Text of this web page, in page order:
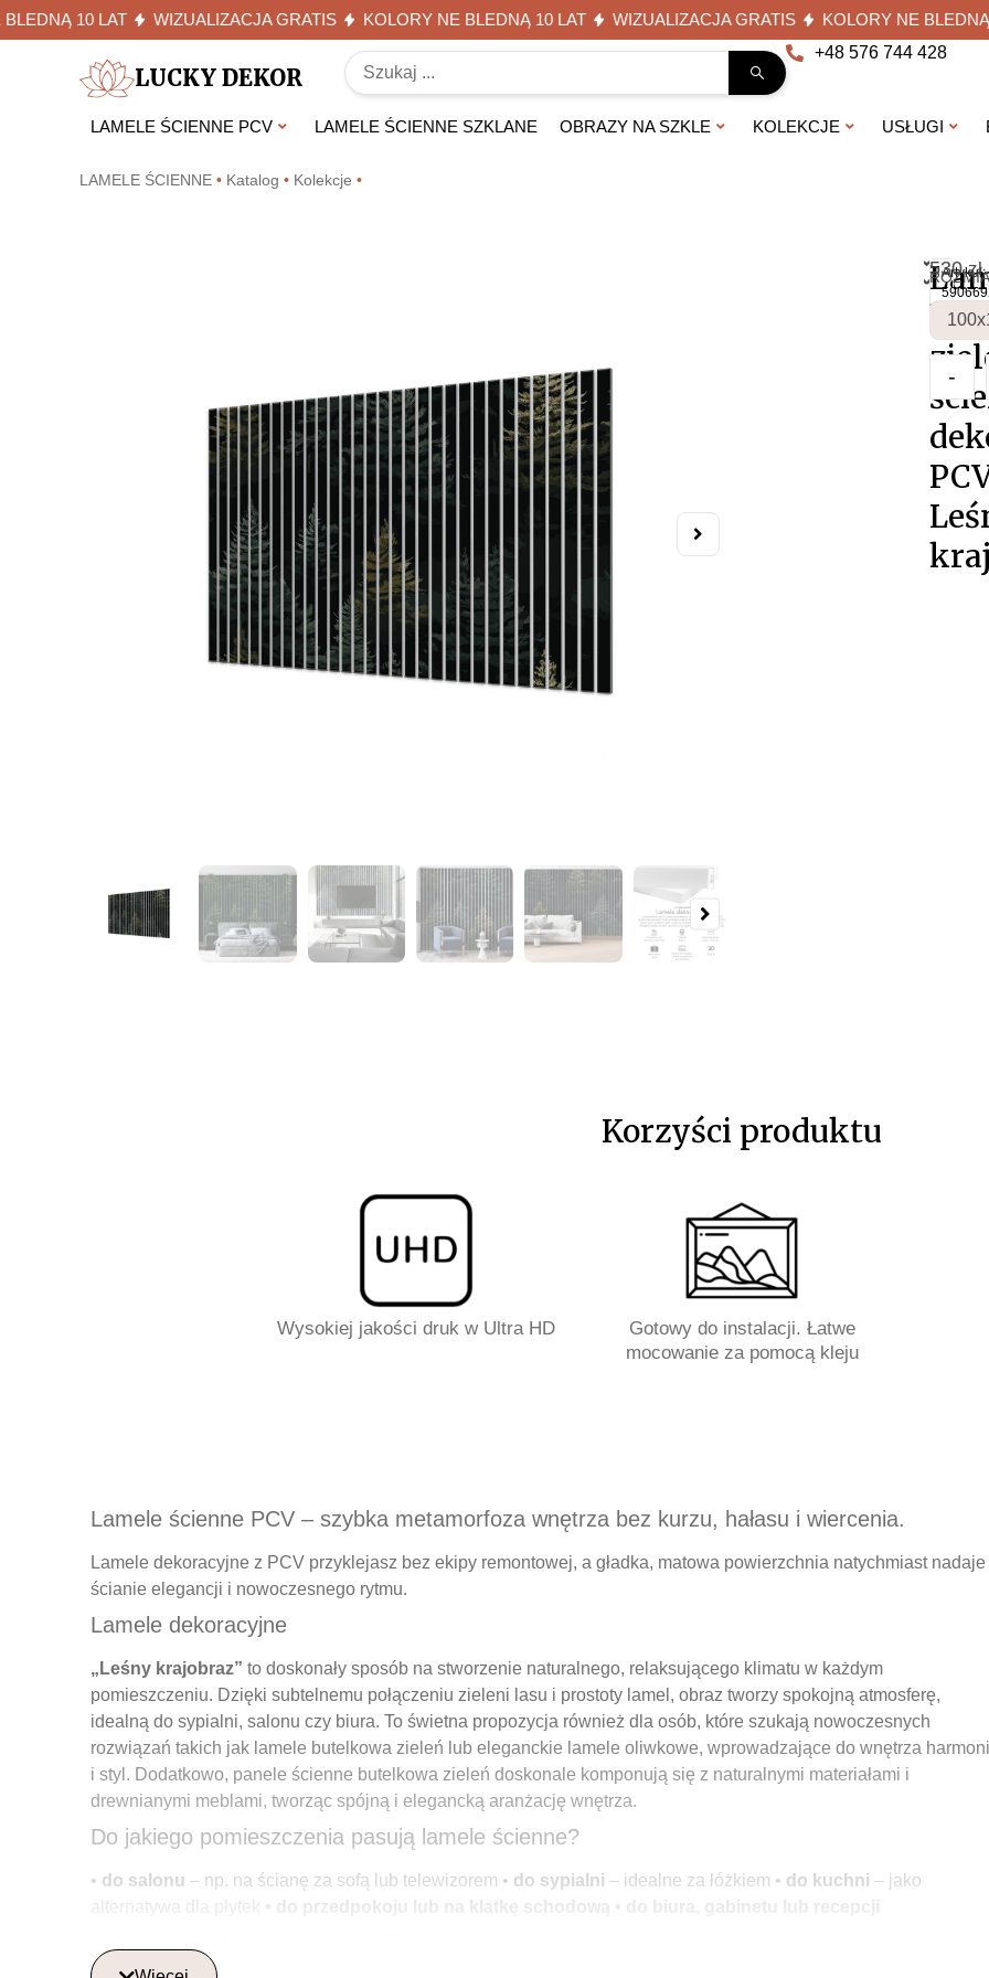
10 LAT WIZUALIZACJA GRATIS KOLORY NE BLEDNĄ 10 LAT WIZUALIZACJA GRATIS KOLORY NE BLEDNĄ 10
LUCKY DEKOR
+48 576 744 428
LAMELE ŚCIENNE PCV LAMELE ŚCIENNE SZKLANE OBRAZY NA SZKLE KOLEKCJE USŁUGI
LAMELE ŚCIENNE • Katalog • Kolekcje •
Artykuł:
530zł
-
Korzyści produktu
Wysokiej jakości druk w Ultra HD
Gotowy do instalacji. Łatwe
mocowanie za pomocą kleju
Lamele ścienne PCV – szybka metamorfoza wnętrza bez kurzu, hałasu i wiercenia.
Lamele dekoracyjne z PCV przyklejasz bez ekipy remontowej, a gładka, matowa powierzchnia natychmiast nadaje
ścianie elegancji i nowoczesnego rytmu.
Lamele dekoracyjne
„Leśny krajobraz” to doskonały sposób na stworzenie naturalnego, relaksującego klimatu w każdym
pomieszczeniu. Dzięki subtelnemu połączeniu zieleni lasu i prostoty lamel, obraz tworzy spokojną atmosferę,
idealną do sypialni, salonu czy biura. To świetna propozycja również dla osób, które szukają nowoczesnych
rozwiązań takich jak lamele butelkowa zieleń lub eleganckie lamele oliwkowe, wprowadzające do wnętrza
i styl. Dodatkowo, panele ścienne butelkowa zieleń doskonale komponują się z naturalnymi materiałami i
drewnianymi meblami, tworząc spójną i elegancką aranżację wnętrza.
Do jakiego pomieszczenia pasują lamele ścienne?
• do salonu – np. na ścianę za sofą lub telewizorem • do sypialni – idealne za łóżkiem • do kuchni – jako
• do przedpokoju lub na klatkę schodową • do biura, gabinetu lub recepcji